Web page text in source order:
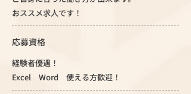
おススメ求人です！
応募資格
経験者優遇！
Excel Word 使える方歓迎！